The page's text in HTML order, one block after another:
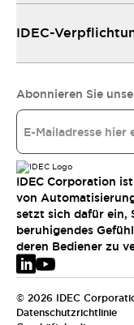
IDEC-
Abonnieren Sie
IDEC Corporation
von
setzt sich dafür ein,
beruhigendes
deren Bediener zu
© 2026 IDEC
Datenschutzrichtlinie